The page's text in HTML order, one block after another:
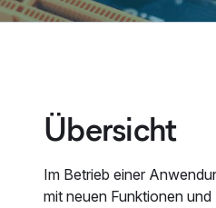
Übersicht
Im Betrieb einer
mit neuen Funktionen